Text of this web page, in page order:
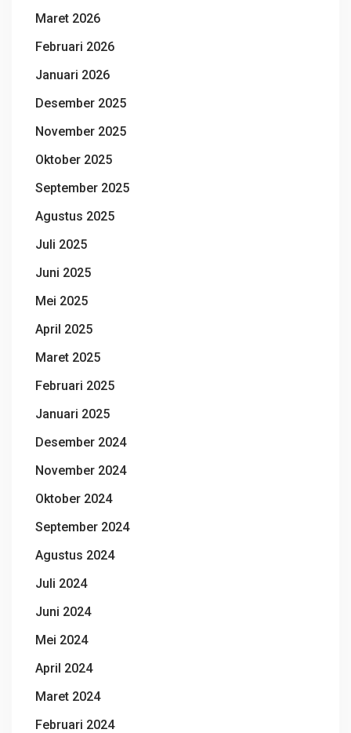
Maret 2026
Februari 2026
Januari 2026
Desember 2025
November 2025
Oktober 2025
September 2025
Agustus 2025
Juli 2025
Juni 2025
Mei 2025
April 2025
Maret 2025
Februari 2025
Januari 2025
Desember 2024
November 2024
Oktober 2024
September 2024
Agustus 2024
Juli 2024
Juni 2024
Mei 2024
April 2024
Maret 2024
Februari 2024